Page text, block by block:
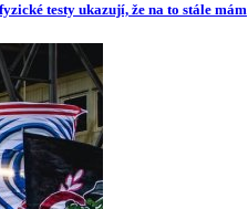
testy ukazují, že na to stále mám